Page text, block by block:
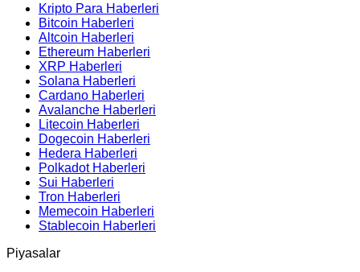
Kripto Para Haberleri
Bitcoin Haberleri
Altcoin Haberleri
Ethereum Haberleri
XRP Haberleri
Solana Haberleri
Cardano Haberleri
Avalanche Haberleri
Litecoin Haberleri
Dogecoin Haberleri
Hedera Haberleri
Polkadot Haberleri
Sui Haberleri
Tron Haberleri
Memecoin Haberleri
Stablecoin Haberleri
Piyasalar